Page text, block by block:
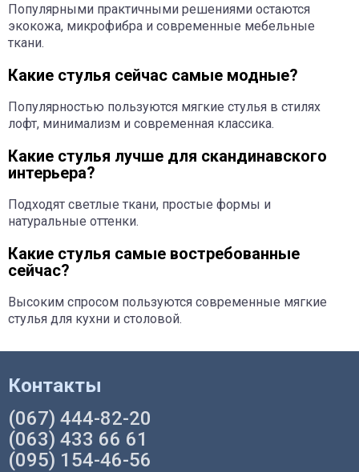
Популярными практичными решениями остаются
экокожа, микрофибра и современные мебельные
ткани.
Какие стулья сейчас самые модные?
Популярностью пользуются мягкие стулья в стилях
лофт, минимализм и современная классика.
Какие стулья лучше для скандинавского
интерьера?
Подходят светлые ткани, простые формы и
натуральные оттенки.
Какие стулья самые востребованные
сейчас?
Высоким спросом пользуются современные мягкие
стулья для кухни и столовой.
Контакты
(067) 444-82-20
(063) 433 66 61
(095) 154-46-56